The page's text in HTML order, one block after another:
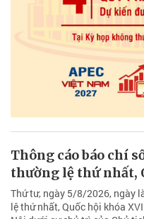
Thông cáo báo chí
thường lệ thứ nhất,
Thứ tư, ngày 5/8/2026, ngày
lệ thứ nhất, Quốc hội khóa